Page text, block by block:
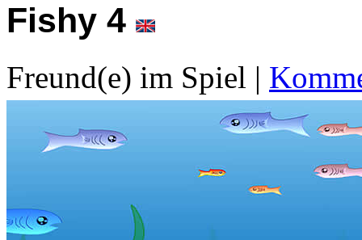
Fishy 4
Freund(e) im Spiel |